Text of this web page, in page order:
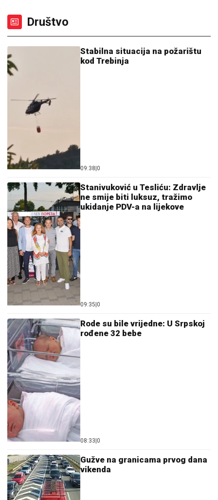
Društvo
Stabilna situacija na požarištu
kod Trebinja
09:38 0
Stanivuković u Tesliću: Zdravlje
ne smije biti luksuz, tražimo
ukidanje PDV-a na lijekove
09:35 0
Rode su bile vrijedne: U Srpskoj
rođene 32 bebe
08:33 0
Gužve na granicama prvog dana
vikenda